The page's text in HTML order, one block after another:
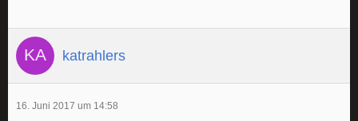
katrahlers
16. Juni 2017 um 14:58